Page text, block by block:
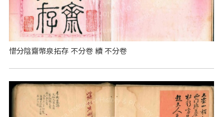
惜分陰齋幣泉拓存 不分卷 續 不分卷